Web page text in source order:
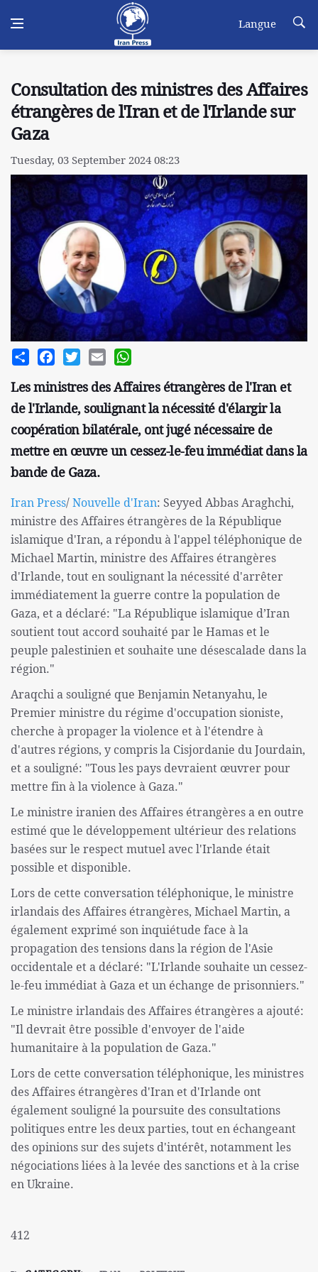
Langue
Consultation des ministres des Affaires
étrangères de l'Iran et de l'Irlande sur
Gaza
Tuesday, 03 September 2024 08:23
Share FacebookTwitterEmail
Les ministres des Affaires étrangères de l'Iran et
de l'Irlande, soulignant la nécessité d'élargir la
coopération bilatérale, ont jugé nécessaire de
mettre en œuvre un cessez-le-feu immédiat dans la
bande de Gaza.
Iran Press/Nouvelle d'Iran: Seyyed Abbas Araghchi,
ministre des Affaires étrangères de la République
islamique d'Iran, a répondu à l'appel téléphonique de
Michael Martin, ministre des Affaires étrangères
d'Irlande, tout en soulignant la nécessité d'arrêter
immédiatement la guerre contre la population de
Gaza, et a déclaré: "La République islamique d’Iran
soutient tout accord souhaité par le Hamas et le
peuple palestinien et souhaite une désescalade dans la
région."
Araqchi a souligné que Benjamin Netanyahu, le
Premier ministre du régime d'occupation sioniste,
cherche à propager la violence et à l'étendre à
d'autres régions, y compris la Cisjordanie du Jourdain,
et a souligné: "Tous les pays devraient œuvrer pour
mettre fin à la violence à Gaza."
Le ministre iranien des Affaires étrangères a en outre
estimé que le développement ultérieur des relations
basées sur le respect mutuel avec l'Irlande était
possible et disponible.
Lors de cette conversation téléphonique, le ministre
irlandais des Affaires étrangères, Michael Martin, a
également exprimé son inquiétude face à la
propagation des tensions dans la région de l'Asie
occidentale et a déclaré: "L'Irlande souhaite un cessez-
le-feu immédiat à Gaza et un échange de prisonniers."
Le ministre irlandais des Affaires étrangères a ajouté:
"Il devrait être possible d'envoyer de l'aide
humanitaire à la population de Gaza."
Lors de cette conversation téléphonique, les ministres
des Affaires étrangères d'Iran et d'Irlande ont
également souligné la poursuite des consultations
politiques entre les deux parties, tout en échangeant
des opinions sur des sujets d'intérêt, notamment les
négociations liées à la levée des sanctions et à la crise
en Ukraine.
412